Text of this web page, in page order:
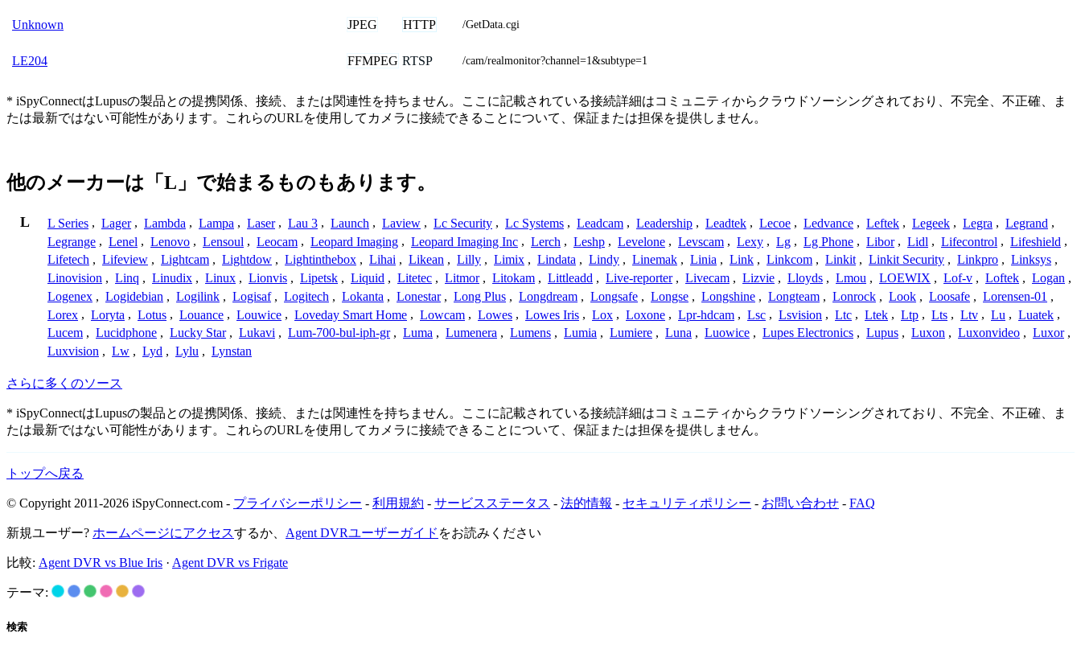
Unknown JPEG HTTP /GetData.cgi
LE204 FFMPEG RTSP /cam/realmonitor?channel=1&subtype=1
* iSpyConnectはLupusの製品との提携関係、接続、または関連性を持ちません。ここに記載されている接続詳細はコミュニティからクラウドソーシングされており、不完全、不正確、ま
たは最新ではない可能性があります。これらのURLを使用してカメラに接続できることについて、保証または担保を提供しません。
他のメーカーは「L」で始まるものもあります。
L L Series , Lager , Lambda , Lampa , Laser , Lau 3 , Launch , Laview , Lc Security , Lc Systems , Leadcam , Leadership , Leadtek , Lecoe , Ledvance , Leftek , Legeek , Legra , Legrand ,
Legrange , Lenel , Lenovo , Lensoul , Leocam , Leopard Imaging , Leopard Imaging Inc , Lerch , Leshp , Levelone , Levscam , Lexy , Lg , Lg Phone , Libor , Lidl , Lifecontrol , Lifeshield ,
Lifetech , Lifeview , Lightcam , Lightdow , Lightinthebox , Lihai , Likean , Lilly , Limix , Lindata , Lindy , Linemak , Linia , Link , Linkcom , Linkit , Linkit Security , Linkpro , Linksys ,
Linovision , Linq , Linudix , Linux , Lionvis , Lipetsk , Liquid , Litetec , Litmor , Litokam , Littleadd , Live-reporter , Livecam , Lizvie , Lloyds , Lmou , LOEWIX , Lof-v , Loftek , Logan ,
Logenex , Logidebian , Logilink , Logisaf , Logitech , Lokanta , Lonestar , Long Plus , Longdream , Longsafe , Longse , Longshine , Longteam , Lonrock , Look , Loosafe , Lorensen-01 ,
Lorex , Loryta , Lotus , Louance , Louwice , Loveday Smart Home , Lowcam , Lowes , Lowes Iris , Lox , Loxone , Lpr-hdcam , Lsc , Lsvision , Ltc , Ltek , Ltp , Lts , Ltv , Lu , Luatek ,
Lucem , Lucidphone , Lucky Star , Lukavi , Lum-700-bul-iph-gr , Luma , Lumenera , Lumens , Lumia , Lumiere , Luna , Luowice , Lupes Electronics , Lupus , Luxon , Luxonvideo , Luxor ,
Luxvision , Lw , Lyd , Lylu , Lynstan
さらに多くのソース
* iSpyConnectはLupusの製品との提携関係、接続、または関連性を持ちません。ここに記載されている接続詳細はコミュニティからクラウドソーシングされており、不完全、不正確、ま
たは最新ではない可能性があります。これらのURLを使用してカメラに接続できることについて、保証または担保を提供しません。
トップへ戻る
© Copyright 2011-2026 iSpyConnect.com - プライバシーポリシー - 利用規約 - サービスステータス - 法的情報 - セキュリティポリシー - お問い合わせ - FAQ
新規ユーザー? ホームページにアクセスするか、 Agent DVRユーザーガイド をお読みください
比較: Agent DVR vs Blue Iris · Agent DVR vs Frigate
テーマ:
検索